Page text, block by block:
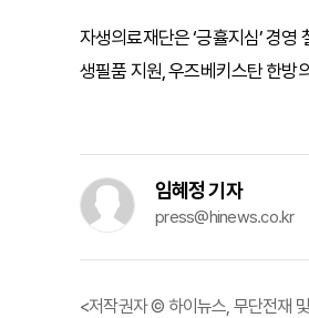
자생의료재단은 ‘긍휼지심’ 경
생필품 지원, 우즈베키스탄 한방
임혜정 기자
press@hinews.co.kr
<저작권자 © 하이뉴스, 무단전재